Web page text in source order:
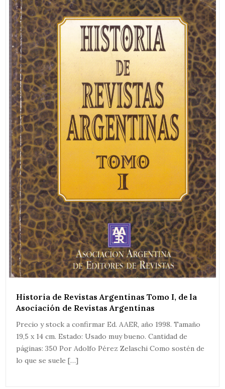
Historia de Revistas Argentinas Tomo I, de la
Asociación de Revistas Argentinas
Precio y stock a confirmar Ed. AAER, año 1998. Tamaño
19,5 x 14 cm. Estado: Usado muy bueno. Cantidad de
páginas: 350 Por Adolfo Pérez Zelaschi Como sostén de
lo que se suele […]